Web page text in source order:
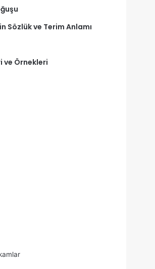
Sözlük ve Terim Anlamı
ve Örnekleri